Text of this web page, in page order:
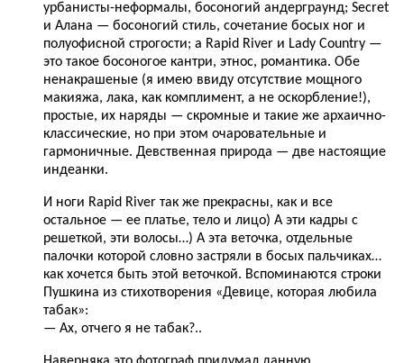
урбанисты-неформалы, босоногий андерграунд; Secret
и Алана — босоногий стиль, сочетание босых ног и
полуофисной строгости; а Rapid River и Lady Country —
это такое босоногое кантри, этнос, романтика. Обе
ненакрашеные (я имею ввиду отсутствие мощного
макияжа, лака, как комплимент, а не оскорбление!),
простые, их наряды — скромные и такие же архаично-
классические, но при этом очаровательные и
гармоничные. Девственная природа — две настоящие
индеанки.
И ноги Rapid River так же прекрасны, как и все
остальное — ее платье, тело и лицо) А эти кадры с
решеткой, эти волосы…) А эта веточка, отдельные
палочки которой словно застряли в босых пальчиках…
как хочется быть этой веточкой. Вспоминаются строки
Пушкина из стихотворения «Девице, которая любила
табак»:
— Ах, отчего я не табак?..